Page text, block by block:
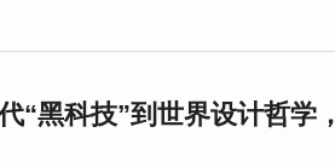
“黑科技”到世界设计哲学，